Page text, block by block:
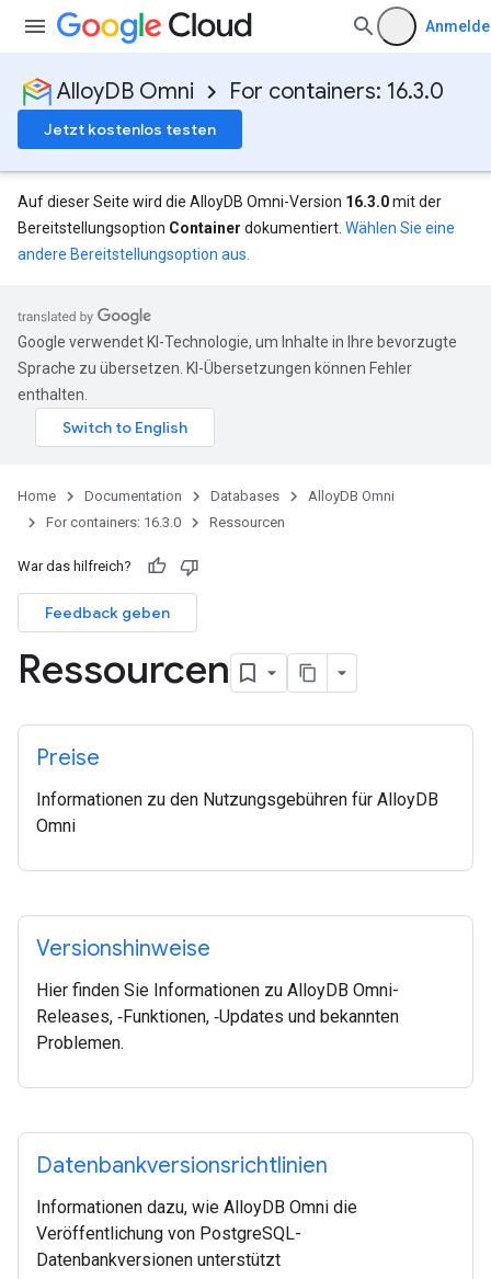
AlloyDB Omni For containers: 16.3.0
Jetzt kostenlos testen
Auf dieser Seite wird die AlloyDB Omni-Version 16.3.0mit der
Bereitstellungsoption Container dokumentiert. Wählen Sie eine
andere Bereitstellungsoption aus.
Google verwendet KI-Technologie, um Inhalte in Ihre bevorzugte
Sprache zu übersetzen. KI-Übersetzungen können Fehler
enthalten.
Home Documentation Databases
AlloyDB Omni
For containers: 16.3.0
Ressourcen
War das hilfreich?
Feedback geben
Ressourcen
Preise
Informationen zu den Nutzungsgebühren für AlloyDB
Omni
Versionshinweise
Hier finden Sie Informationen zu AlloyDB Omni-
Releases, ‑Funktionen, ‑Updates und bekannten
Problemen.
Datenbankversionsrichtlinien
Informationen dazu, wie AlloyDB Omni die
Veröffentlichung von PostgreSQL-
Datenbankversionen unterstützt